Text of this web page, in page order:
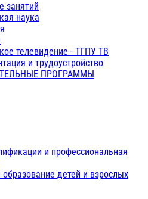
занятий
наука
телевидение - ТГПУ ТВ
и трудоустройство
ПРОГРАММЫ
и профессиональная
детей и взрослых